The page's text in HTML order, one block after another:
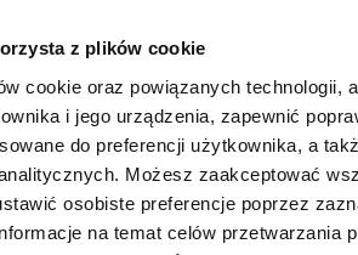
z plików cookie
cookie oraz powiązanych technologii,
i jego urządzenia, zapewnić
do preferencji użytkownika, a
Możesz zaakceptować
osobiste preferencje poprzez
na temat celów przetwarzania
Ci dobrać najlepsze rozwiązanie dla twojej
+48 511 414 414
ZAMÓW KONTAKT